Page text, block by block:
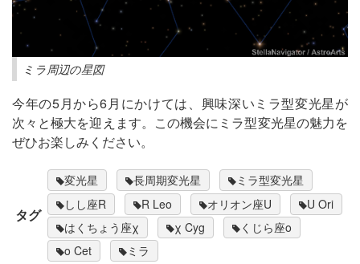
ミラ周辺の星図
今年の5月から6月にかけては、興味深いミラ型変光星が
次々と極大を迎えます。この機会にミラ型変光星の魅力を
ぜひお楽しみください。
タグ
変光星 長周期変光星
ミラ型変光星
しし座R
R Leo オリオン座U
U Ori
はくちょう座χ
χ Cyg
くじら座ο
ο Cet
ミラ